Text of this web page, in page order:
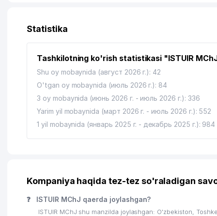
13 RESTORAN SAMARA MChJ
14 MAXSUSTRANS ISHLAB CHIQARISH YUNUSOBOD
C A WOLVES MChJ
VIRUSOLOGIYA ILMIY TADQIQOT INSTITUTI
UMUMIY O'RTA TA'LIM MAKTABI №246
19 INVENTA MChJ
TRI DEVYATKI MChJ
YUNUSOBOD TUMANI PROKURATURASI
SOFTSET TRAINING MChJ
Statistika
Tashkilotning ko'rish statistikasi "ISTUIR
Shu oy mobaynida (август 2026 г.): 42
O'tgan oy mobaynida (июль 2026 г.): 84
3 oy mobaynida (июнь 2026 г. - июль 2026 г.): 336
Yarim yil mobaynida (март 2026 г. - июль 2026 г.): 552
1 yil mobaynida (январь 2025 г. - декабрь 2025 г.): 984
Kompaniya haqida tez-tez so'raladigan
❓ ISTUIR MChJ qaerda joylashgan?
ISTUIR MChJ shu manzilda joylashgan: O'zbekiston,